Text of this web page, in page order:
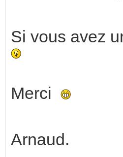
Si vous avez
Merci
Arnaud.